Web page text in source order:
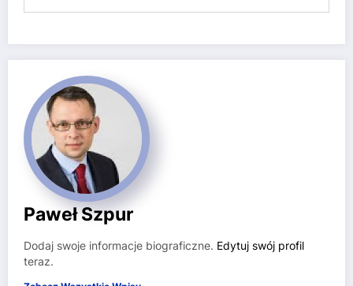
Paweł Szpur
Dodaj swoje informacje biograficzne. Edytuj swój profil
teraz.